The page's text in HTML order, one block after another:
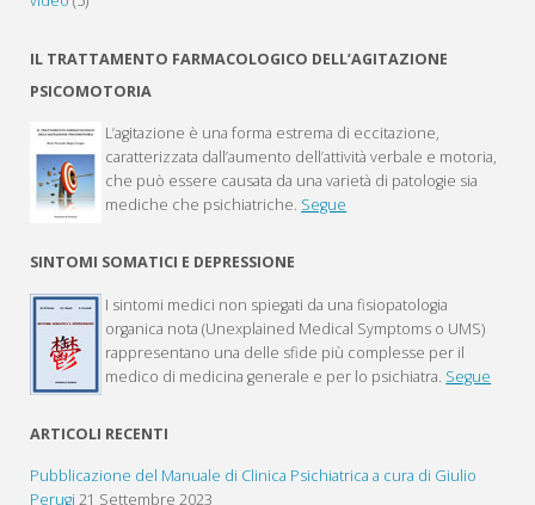
IL TRATTAMENTO FARMACOLOGICO DELL’AGITAZIONE
PSICOMOTORIA
L’agitazione è una forma estrema di eccitazione,
caratterizzata dall’aumento dell’attività verbale e motoria,
che può essere causata da una varietà di patologie sia
mediche che psichiatriche. Segue
SINTOMI SOMATICI E DEPRESSIONE
I sintomi medici non spiegati da una fisiopatologia
organica nota (Unexplained Medical Symptoms o UMS)
rappresentano una delle sfide più complesse per il
medico di medicina generale e per lo psichiatra. Segue
ARTICOLI RECENTI
Pubblicazione del Manuale di Clinica Psichiatrica a cura di Giulio
Perugi 21 Settembre 2023